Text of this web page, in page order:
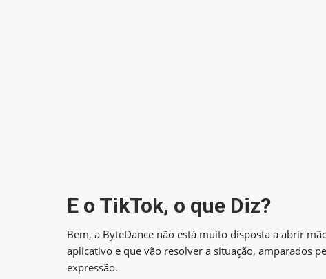
E o TikTok, o que Diz?
Bem, a ByteDance não está muito disposta a abrir
aplicativo e que vão resolver a situação, amparados
expressão.